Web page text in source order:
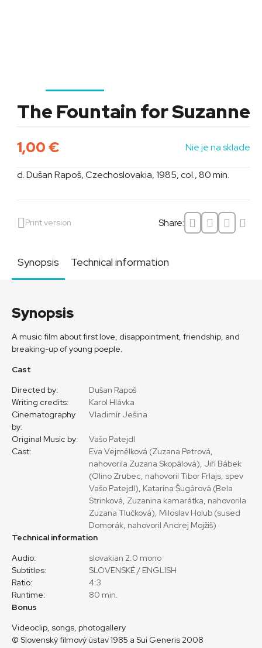
The Fountain for Suzanne
1,00€ Nie je na sklade
d. Dušan Rapoš, Czechoslovakia, 1985, col., 80 min.
Print version Share:
Synopsis Technical information
Synopsis
A music film about first love, disappointment, friendship, and
breaking-up of young poeple.
Cast
Directed by:
Dušan Rapoš
Writing credits:
Karol Hlávka
Cinematography
by:
Vladimír Ješina
Original Music by:
Vašo Patejdl
Cast:
Eva Vejmělková (Zuzana Petrová,
nahovorila Zuzana Skopálová), Jiří Bábek
(Olino Zrubec, nahovoril Tibor Frlajs, spev
Vašo Patejdl), Katarína Šugárová (Bela
Strinková, Zuzanina kamarátka, nahovorila
Zuzana Tlučková), Miloslav Holub (sused
Domorák, nahovoril Andrej Mojžiš)
Technical information
Audio:
slovakian 2.0 mono
Subtitles:
SLOVENSKÉ / ENGLISH
Ratio:
4:3
Runtime:
80 min.
Bonus
Videoclip, songs, photogallery
© Slovenský filmový ústav 1985 a Sui Generis 2008